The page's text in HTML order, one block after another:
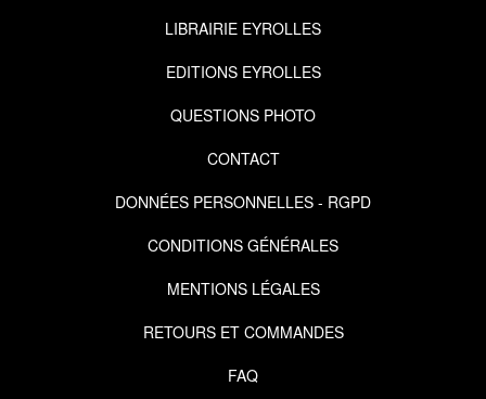
LIBRAIRIE EYROLLES
EDITIONS EYROLLES
QUESTIONS PHOTO
CONTACT
DONNÉES PERSONNELLES - RGPD
CONDITIONS GÉNÉRALES
MENTIONS LÉGALES
RETOURS ET COMMANDES
FAQ